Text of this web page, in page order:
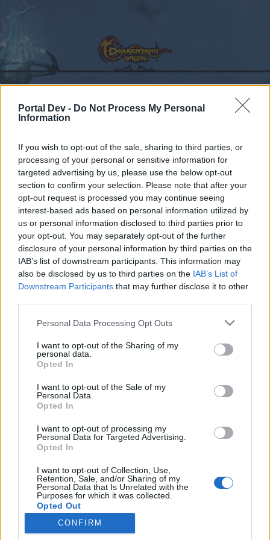
Portal Dev - Do Not Process My Personal
Information
If you wish to opt-out of the sale, sharing to third parties, or
processing of your personal or sensitive information for
targeted advertising by us, please use the below opt-out
section to confirm your selection. Please note that after your
opt-out request is processed you may continue seeing
interest-based ads based on personal information utilized by
us or personal information disclosed to third parties prior to
your opt-out. You may separately opt-out of the further
disclosure of your personal information by third parties on the
IAB’s list of downstream participants. This information may
also be disclosed by us to third parties on the IAB’s List of
Downstream Participants that may further disclose it to other
Personal Data Processing Opt Outs
I want to opt-out of the Sharing of my
personal data.
Opted In
I want to opt-out of the Sale of my
Personal Data.
Opted In
I want to opt-out of processing my
Personal Data for Targeted Advertising.
Opted In
I want to opt-out of Collection, Use,
Retention, Sale, and/or Sharing of my
Personal Data that Is Unrelated with the
Purposes for which it was collected.
Opted Out
CONFIRM
Foren ... Archiv Rest Feedback Feedback über die neuen Rise of
Mitglieder, denen der Beitrag #93
gefällt
Liebe(r) Forum-Leser/in,
wenn Du in diesem Forum aktiv an den
Gesprächen teilnehmen oder eigene Themen
starten möchtest, musst Du Dich bitte zunächst im
Spiel einloggen. Falls Du noch keinen Spielaccount
auf Deinen nächsten Besuch in unserem Forum!
„Zum Spiel“
Thema: Feedback
Gegenstände
19 August 2015
Fabiman
Forenfreak
13 August 2015
biglong1
Foren-Herzog
13 August 2015
Krucetor
Großmeister eines Forums, männlich
Beiträge: 405
PugvonStardock
Foren Kalender